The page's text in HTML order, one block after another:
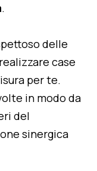
.
delle
case
per te.
in modo da
del
sinergica